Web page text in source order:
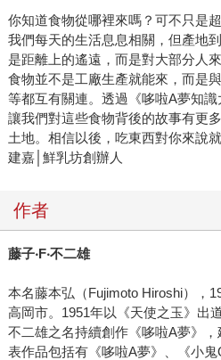
你知道食物從哪裡來嗎？可不只是
我們每天的生活息息相關，但產地
是距離上的遙遠，而是對大部分人來
食物並不是工廠生產就能來，而是
等都互有關連。透過《哆啦A夢知識
讓我們對這些食物背後的故事有更
土地。相信以後，吃東西對你來說
建嘉│鮮乳坊創辦人
作者
藤子‧F‧不二雄
本名藤本弘（Fujimoto Hiroshi），
高岡市。1951年以《天使之玉》出
不二雄之名持續創作《哆啦A夢》
表作品包括有《哆啦A夢》、《小